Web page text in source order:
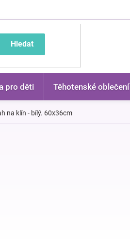
Hledat
pro děti Těhotenské oblečení
na klín - bílý. 60x36cm